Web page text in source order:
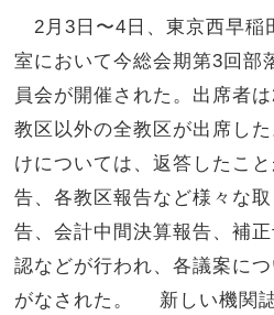
2月3日〜4日、東京西早稲
室において今総会期第3回部
員会が開催された。出席者
教区以外の全教区が出席し
けについては、返答したこ
告、各教区報告など様々な
告、会計中間決算報告、補
認などが行われ、各議案に
がなされた。 新しい機関